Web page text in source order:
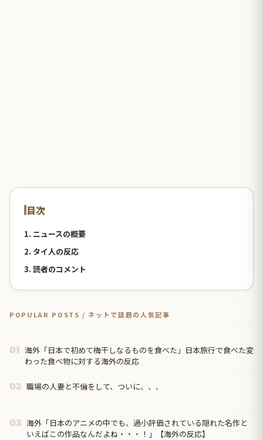
目次
1. ニュースの概要
2. タイ人の反応
3. 読者のコメント
POPULAR POSTS / ネットで話題の人気記事
01 海外「日本で初めて梅干しなるものを食べた」日本旅行で食べた変
わった食べ物に対する海外の反応
02 職場の人妻と不倫をして、ついに、、、
03 海外「日本のアニメの中でも、過小評価されている隠れた名作と
いえばこの作品なんだよね・・・！」【海外の反応】